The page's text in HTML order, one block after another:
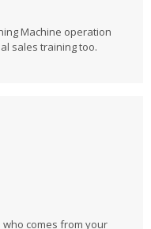
Machine operation
sales training too.
comes from your